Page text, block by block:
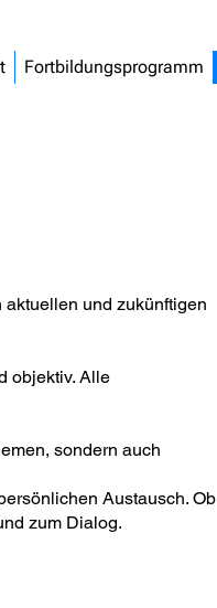
Fortbildungsprogramm
und zukünftigen
objektiv. Alle
sondern auch
Austausch. Ob
zum Dialog.